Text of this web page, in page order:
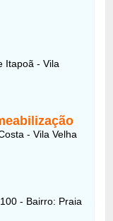
Itapoã - Vila
- Vila Velha
- Bairro: Praia